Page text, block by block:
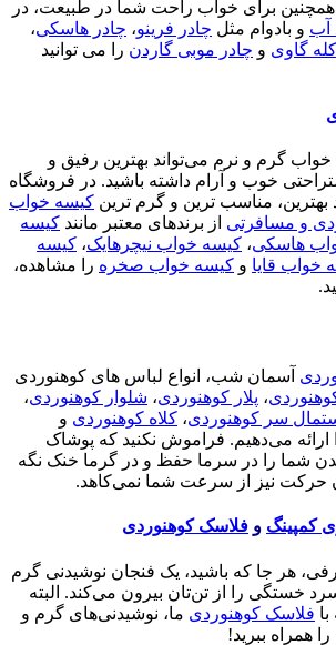
همچنین برای خواب راحت شما در طبیعت، در
آب و بادوام مثل چادر فرینو، چادر هاسکی،
گاوی و چادر موبی گاردن را می توانید
گرم و نرم می‌تواند بهترین رفیق و
خوب و آرام داشته باشید. در فروشگاه
مناسب ترین و گرم ترین کیسه خواب
و مسافرتی از برندهای معتبر مانند کیسه
هاسکی، کیسه خواب نیچرهایک، کیسه
خواب قایا و کیسه خواب صخره را مشاهده،
آسمان شب، انواع لباس های کوهنوردی
، پلار کوهنوردی، شلوار کوهنوردی،
سر کوهنوردی، کلاه کوهنوردی و
ارائه می‌دهیم. فراموش نکنید که پوشاک
شما را در سرما حفظ و در گرما خنک نگه
حرکت نیز از سرعت شما نمی‌کاهد.
کمپینگ و فلاسک کوهنوردی
هر جا که باشید، یک فنجان نوشیدنی گرم
خستگی را از تن‌تان بیرون می‌کند. البته
فلاسک کوهنوردی ما، نوشیدنی‌های گرم و
همراه ببرید!